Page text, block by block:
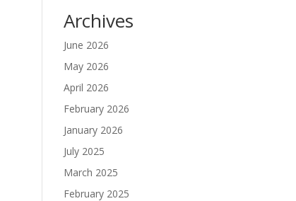
Archives
June 2026
May 2026
April 2026
February 2026
January 2026
July 2025
March 2025
February 2025